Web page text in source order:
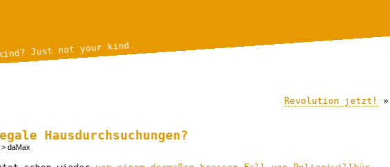
Just not your kind.
Revolution jetzt! »
Hausdurchsuchungen?
> daMax